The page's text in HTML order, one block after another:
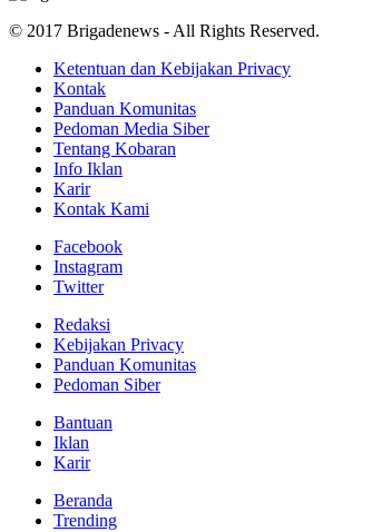
© 2017 Brigadenews - All Rights Reserved.
Ketentuan dan Kebijakan Privacy
Kontak
Panduan Komunitas
Pedoman Media Siber
Tentang Kobaran
Info Iklan
Karir
Kontak Kami
Facebook
Instagram
Twitter
Redaksi
Kebijakan Privacy
Panduan Komunitas
Pedoman Siber
Bantuan
Iklan
Karir
Beranda
Trending